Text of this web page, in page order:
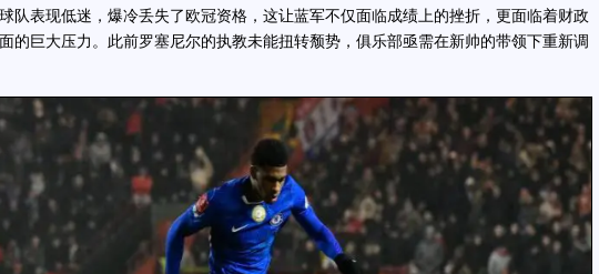
队表现低迷，爆冷丢失了欧冠资格，这让蓝军不仅面临成绩上的挫折，更面临着财政
的巨大压力。此前罗塞尼尔的执教未能扭转颓势，俱乐部亟需在新帅的带领下重新调